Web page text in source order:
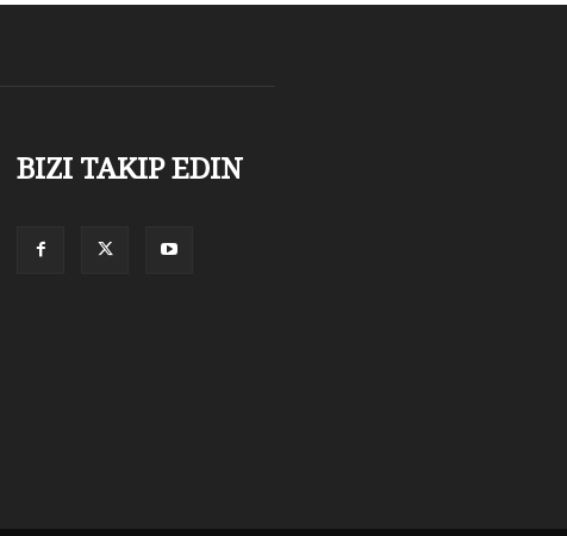
BIZI TAKIP EDIN